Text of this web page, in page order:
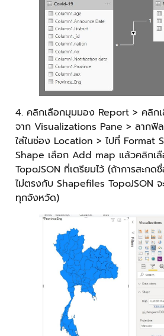
4. คลิกเลือกมุมมอง Report > คลิก
จาก Visualizations Pane > ลากฟิ
ใส่ในช่อง Location > ไปที่ Format
Shape เลือก Add map แล้วคลิกเ
TopoJSON ที่เตรียมไว้ (ถ้าการสะก
ไม่ตรงกับ Shapefiles TopoJSON
ทุกจังหวัด)